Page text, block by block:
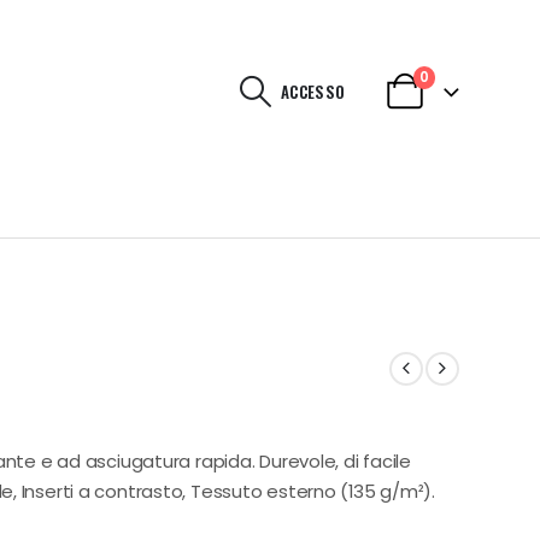
ACCESSO
0
e ad asciugatura rapida. Durevole, di facile
Inserti a contrasto, Tessuto esterno (135 g/m²).